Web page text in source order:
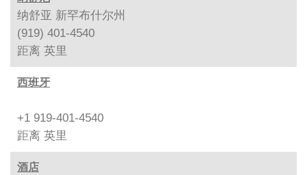
纳舒亚 新罕布什尔州
(919) 401-4540
距离 英里
西班牙
+1 919-401-4540
距离 英里
酒店